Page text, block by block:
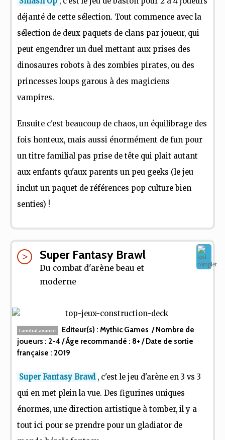
déjanté de cette sélection. Tout commence avec la
sélection de deux paquets de clans par joueur, qui
peut engendrer un duel mettant aux prises des
dinosaures robots à des zombies pirates, ou des
princesses loups garous à des magiciens
vampires.
Ensuite c'est beaucoup de chaos, un équilibrage des
fois honteux, mais aussi énormément de fun pour
un titre familial pas prise de tête qui plait autant
aux enfants qu'aux parents un peu geeks (le jeu
inclut un paquet de références pop culture bien
senties) !
Super Fantasy Brawl
Du combat d'arène beau et
moderne
familial avancé Editeur(s) : Mythic Games / Nombre de
joueurs : 2-4 / Âge recommandé : 8+ / Date de sortie
française : 2019
Super Fantasy Brawl , c'est le jeu d'arène en 3 vs 3
qui en met plein la vue. Des figurines uniques
énormes, une direction artistique à tomber, il y a
tout ici pour se prendre pour un gladiator de